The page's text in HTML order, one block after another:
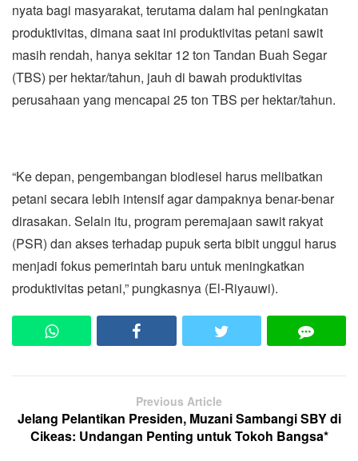
nyata bagi masyarakat, terutama dalam hal peningkatan
produktivitas, dimana saat ini produktivitas petani sawit
masih rendah, hanya sekitar 12 ton Tandan Buah Segar
(TBS) per hektar/tahun, jauh di bawah produktivitas
perusahaan yang mencapai 25 ton TBS per hektar/tahun.
“Ke depan, pengembangan biodiesel harus melibatkan
petani secara lebih intensif agar dampaknya benar-benar
dirasakan. Selain itu, program peremajaan sawit rakyat
(PSR) dan akses terhadap pupuk serta bibit unggul harus
menjadi fokus pemerintah baru untuk meningkatkan
produktivitas petani,” pungkasnya (El-Riyauwi).
Previous Article
Jelang Pelantikan Presiden, Muzani Sambangi SBY di
Cikeas: Undangan Penting untuk Tokoh Bangsa*